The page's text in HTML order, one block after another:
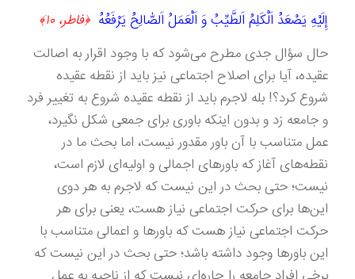
إِلَيْهِ يَصْعَدُ اَلْكَلِمُ اَلطَّيِّبُ وَ اَلْعَمَلُ اَلصّٰالِحُ يَرْفَعُهُ ﴿فاطر، ۱۰﴾
حال سؤال جدی مطرح می‌شود که با وجود اقرار به اصالت
عقیده، آیا برای اصلاح اجتماعی نیز باید از نقطه عقیده
شروع کرد؟! بله لاجرم باید از نقطه عقیده شروع به تغییر فرد
و جامعه زد و بدون اینکه باوری برای جمعی شکل نگیرد،
عمل متناسب با آن باور مقدور نیست، اما بحث ما در
نقطه‌های آغاز که باورهای اجمالی و اولیه‌‌ای لازم است،
نیست؛ حتی بحث در این نیست که لاجرم به هر دوی
این‌ها برای حرکت اجتماعی نیاز هست، یعنی برای هر
حرکت اجتماعی نیاز هست که باورها و اعمالی متناسب با
این باورها وجود داشته باشد؛ حتی بحث در این نیست که